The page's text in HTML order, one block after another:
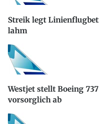
Streik legt
lahm
Westjet stellt Boeing
vorsorglich ab